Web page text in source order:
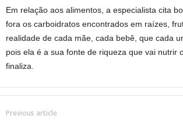
Em relação aos alimentos, a especialista cita
fora os carboidratos encontrados em raízes,
realidade de cada mãe, cada bebê, que cada
pois ela é a sua fonte de riqueza que vai nutrir
finaliza.
Previous article